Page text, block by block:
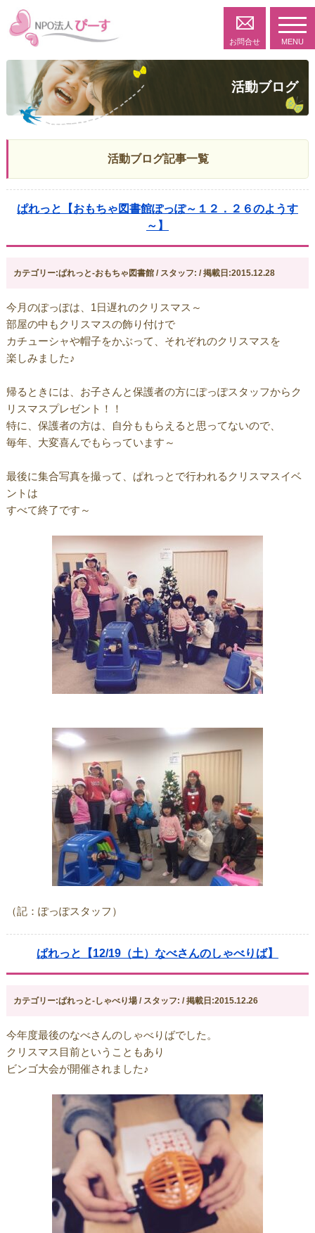
お問合せ MENU
活動ブログ
活動ブログ記事一覧
ぱれっと【おもちゃ図書館ぽっぽ～１２．２６のようす
～】
カテゴリー:ぱれっと-おもちゃ図書館 / スタッフ: / 掲載日:2015.12.28
今月のぽっぽは、1日遅れのクリスマス～
部屋の中もクリスマスの飾り付けで
カチューシャや帽子をかぶって、それぞれのクリスマスを
楽しみました♪
帰るときには、お子さんと保護者の方にぽっぽスタッフからク
リスマスプレゼント！！
特に、保護者の方は、自分ももらえると思ってないので、
毎年、大変喜んでもらっています～
最後に集合写真を撮って、ぱれっとで行われるクリスマスイベ
ントは
すべて終了です～
（記：ぽっぽスタッフ）
ぱれっと【12/19（土）なべさんのしゃべりば】
カテゴリー:ぱれっと-しゃべり場 / スタッフ: / 掲載日:2015.12.26
今年度最後のなべさんのしゃべりばでした。
クリスマス目前ということもあり
ビンゴ大会が開催されました♪